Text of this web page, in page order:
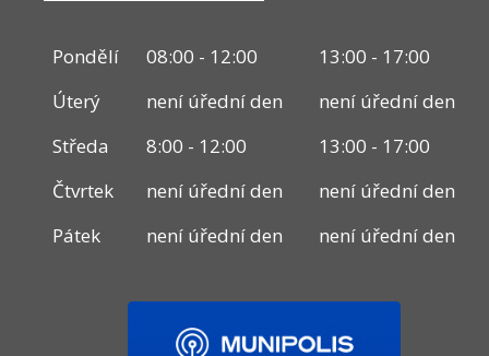
Pondělí 08:00 - 12:00
13:00 - 17:00
Úterý
není úřední den
není úřední den
Středa
8:00 - 12:00
13:00 - 17:00
Čtvrtek
není úřední den
není úřední den
Pátek
není úřední den není úřední den